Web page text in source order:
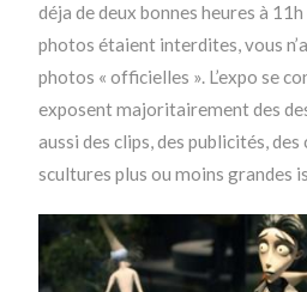
déja de deux bonnes heures à 11h
photos étaient interdites, vous
photos « officielles ». L’expo se
exposent majoritairement des
aussi des clips, des publicités,
scultures plus ou moins grandes